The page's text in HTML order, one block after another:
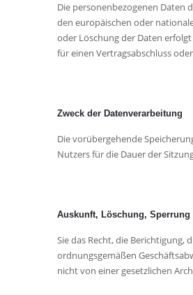
Die personenbezogenen Daten
den europäischen oder
oder Löschung der Daten
für einen Vertragsabschluss
Zweck der Datenverarbeitung
Die vorübergehende
Nutzers für die Dauer der
Auskunft, Löschung, Sperrung
Sie das Recht, die
ordnungsgemäßen
nicht von einer gesetzlichen